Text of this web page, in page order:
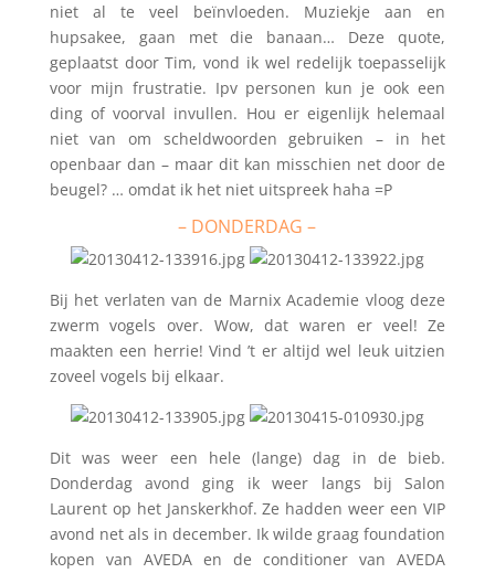
niet al te veel beïnvloeden. Muziekje aan en
hupsakee, gaan met die banaan… Deze quote,
geplaatst door Tim, vond ik wel redelijk toepasselijk
voor mijn frustratie. Ipv personen kun je ook een
ding of voorval invullen. Hou er eigenlijk helemaal
niet van om scheldwoorden gebruiken – in het
openbaar dan – maar dit kan misschien net door de
beugel? … omdat ik het niet uitspreek haha =P
– DONDERDAG –
Bij het verlaten van de Marnix Academie vloog deze
zwerm vogels over. Wow, dat waren er veel! Ze
maakten een herrie! Vind ’t er altijd wel leuk uitzien
zoveel vogels bij elkaar.
Dit was weer een hele (lange) dag in de bieb.
Donderdag avond ging ik weer langs bij Salon
Laurent op het Janskerkhof. Ze hadden weer een VIP
avond net als in december. Ik wilde graag foundation
kopen van AVEDA en de conditioner van AVEDA